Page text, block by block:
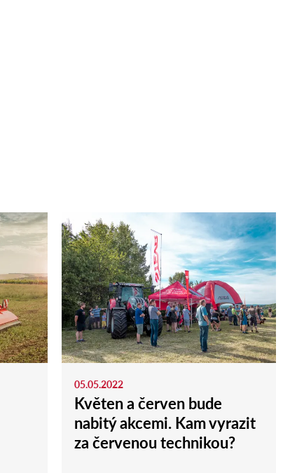
05.05.2022
Květen a červen bude
nabitý akcemi. Kam vyrazit
za červenou technikou?